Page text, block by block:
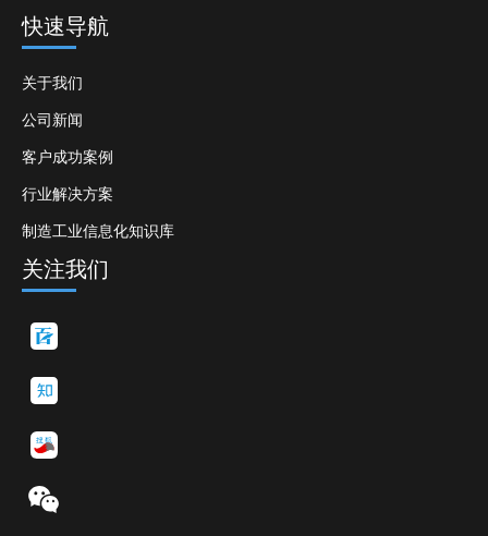
快速导航
关于我们
公司新闻
客户成功案例
行业解决方案
制造工业信息化知识库
关注我们